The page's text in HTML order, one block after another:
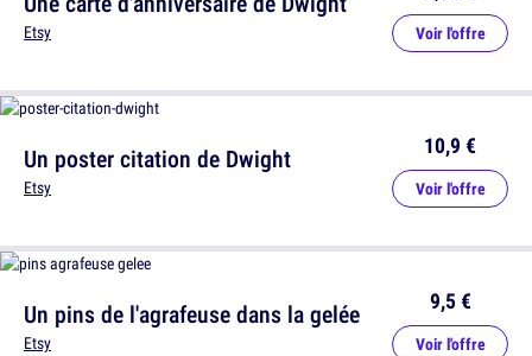
Etsy Voir l'offre
Un pins de l'agrafeuse dans la gelée
Etsy
9,5 €
Voir l'offre
Un poster citation de Dwight
Etsy
10,9 €
Voir l'offre